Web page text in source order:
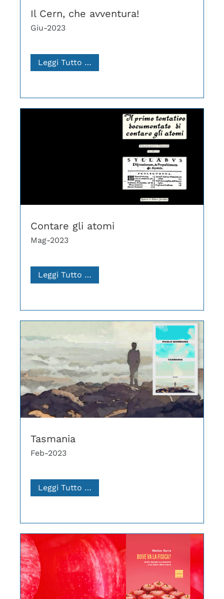
Il Cern, che avventura!
Giu-2023
Leggi Tutto …
Contare gli atomi
Mag-2023
Leggi Tutto …
Tasmania
Feb-2023
Leggi Tutto …